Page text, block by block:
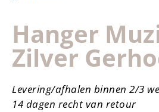
Hanger
Zilver
Levering/afhalen binnen 2/3
14 dagen recht van retour